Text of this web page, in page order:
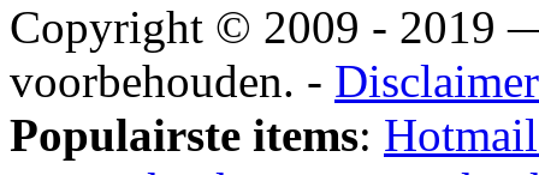
Copyright © 2009 - 2019
voorbehouden. - Disclaimer
Populairste items: